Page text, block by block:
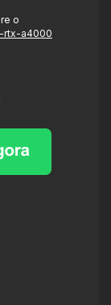
o
rtx-a4000